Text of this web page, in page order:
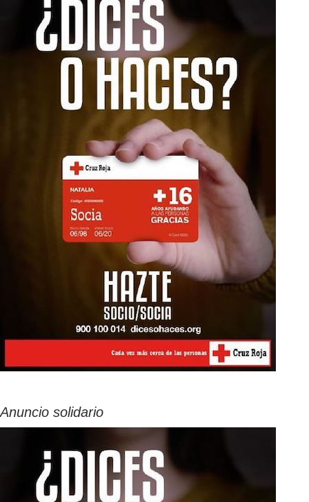
Anuncio solidario